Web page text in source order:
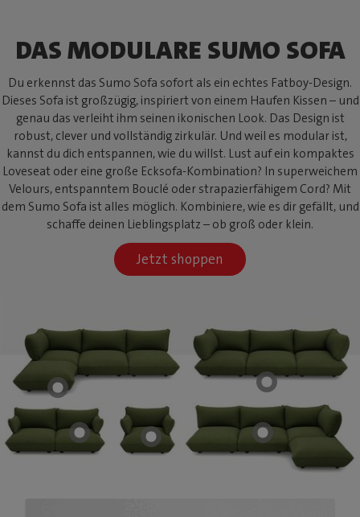
DAS MODULARE SUMO SOFA
Du erkennst das Sumo Sofa sofort als ein echtes Fatboy-Design.
Dieses Sofa ist großzügig, inspiriert von einem Haufen Kissen – und
genau das verleiht ihm seinen ikonischen Look. Das Design ist
robust, clever und vollständig zirkulär. Und weil es modular ist,
kannst du dich entspannen, wie du willst. Lust auf ein kompaktes
Loveseat oder eine große Ecksofa-Kombination? In superweichem
Velours, entspanntem Bouclé oder strapazierfähigem Cord? Mit
dem Sumo Sofa ist alles möglich. Kombiniere, wie es dir gefällt, und
schaffe deinen Lieblingsplatz – ob groß oder klein.
Jetzt shoppen